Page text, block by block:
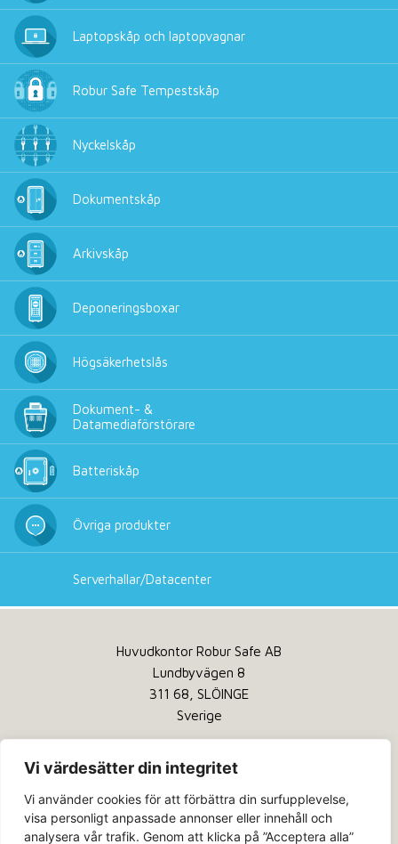
Vi värdesätter din integritet
Vi använder cookies för att förbättra din surfupplevelse,
visa personligt anpassade annonser eller innehåll och
analysera vår trafik. Genom att klicka på ”Acceptera alla”
Laptopskåp och laptopvagnar
Robur Safe Tempestskåp
Nyckelskåp
Dokumentskåp
Arkivskåp
Deponeringsboxar
Högsäkerhetslås
Dokument- &
Datamediaförstörare
Batteriskåp
Övriga produkter
Serverhallar/Datacenter
Huvudkontor Robur Safe AB
Lundbyvägen 8
311 68, SLÖINGE
Sverige
Tel:+46 346 260 260
Email: info@robursafe.com